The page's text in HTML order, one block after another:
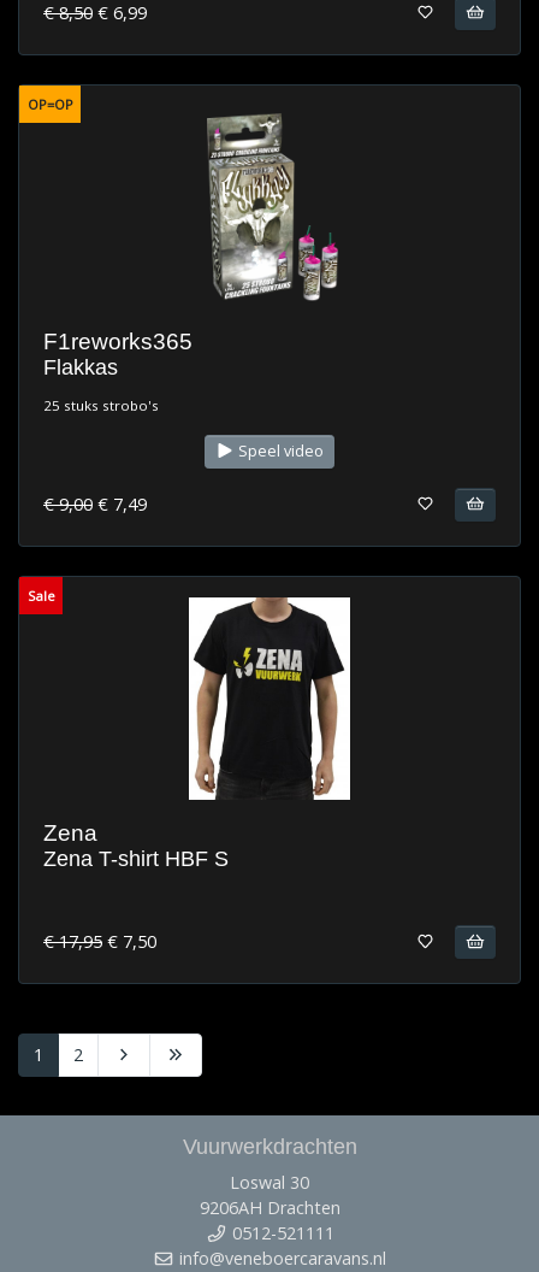
€ 8,50 € 6,99
OP=OP
F1reworks365
Flakkas
25 stuks strobo's
Speel video
€ 9,00 € 7,49
Sale
Zena
Zena T-shirt HBF S
€ 17,95 € 7,50
1 2
Vuurwerkdrachten
Loswal 30
9206AH Drachten
0512-521111
info@veneboercaravans.nl